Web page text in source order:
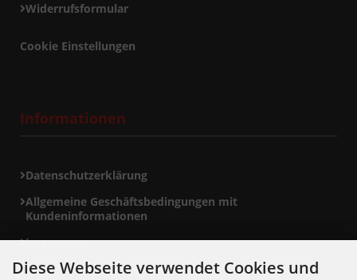
Widerrufsformular
Cookie Einstellungen
Informationen
Datenschutzerklärung
Allgemeine Geschäftsbedingungen mit
Kundeninformationen
Impressum
Diese Webseite verwendet Cookies und